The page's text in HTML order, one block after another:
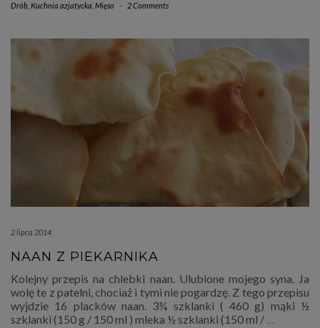
Drób Kuchnia azjatycka Mięso - 2 Comments
2 lipca 2014
NAAN Z PIEKARNIKA
Kolejny przepis na chlebki naan. Ulubione mojego syna. Ja
wolę te z patelni, chociaż i tymi nie pogardzę. Z tego przepisu
wyjdzie 16 placków naan. 3¾ szklanki ( 460 g) mąki ½
szklanki (150 g / 150 ml ) mleka ½ szklanki (150 ml /